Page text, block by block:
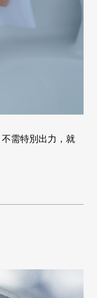
需特別出力，就